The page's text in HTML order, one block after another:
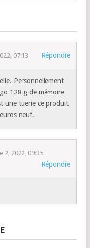
07:13 Répondre
Personnellement
128 g de mémoire
une tuerie ce produit.
neuf.
2, 2022, 09:35
Répondre